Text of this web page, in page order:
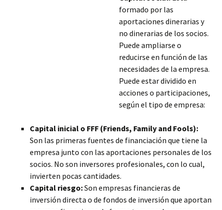
formado por las
aportaciones dinerarias y
no dinerarias de los socios.
Puede ampliarse o
reducirse en función de las
necesidades de la empresa.
Puede estar dividido en
acciones o participaciones,
según el tipo de empresa:
Capital inicial o FFF (Friends, Family and Fools):
Son las primeras fuentes de financiación que tiene la
empresa junto con las aportaciones personales de los
socios. No son inversores profesionales, con lo cual,
invierten pocas cantidades.
Capital riesgo:Son empresas financieras de
inversión directa o de fondos de inversión que aportan